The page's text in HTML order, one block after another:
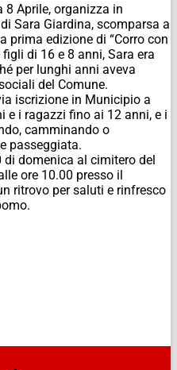
8 Aprile, organizza in
Sara Giardina, scomparsa a
prima edizione di “Corro con
di 16 e 8 anni, Sara era
per lunghi anni aveva
del Comune.
iscrizione in Municipio a
e i ragazzi fino ai 12 anni, e i
camminando o
passeggiata.
di domenica al cimitero del
ore 10.00 presso il
ritrovo per saluti e rinfresco